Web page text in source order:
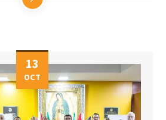
13
OCT